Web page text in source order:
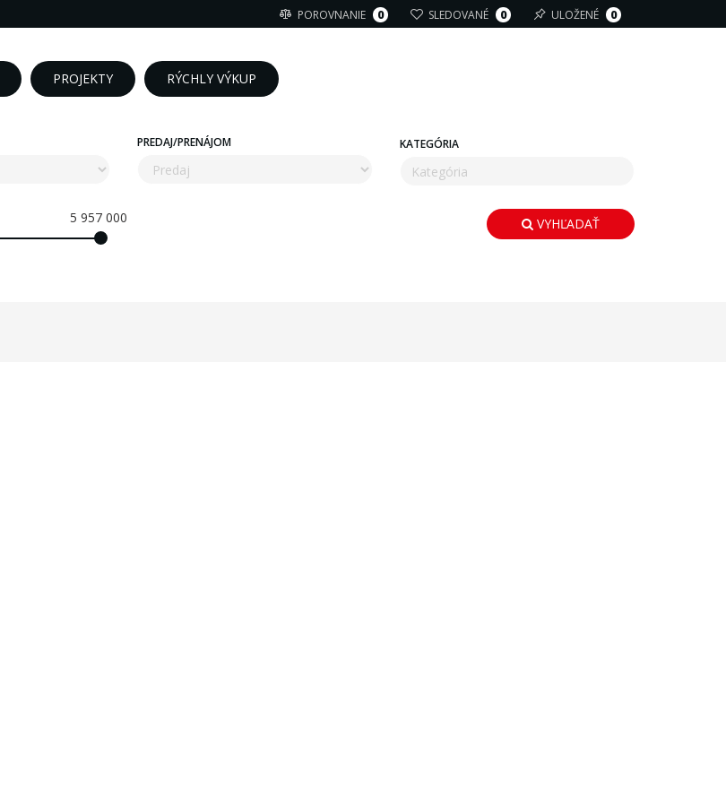
POROVNANIE 0 SLEDOVANÉ 0 ULOŽENÉ 0
PROJEKTY RÝCHLY VÝKUP
PREDAJ/PRENÁJOM KATEGÓRIA
5 957 000 VYHĽADAŤ